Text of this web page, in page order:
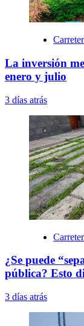
La inversión
enero y julio
3 días atrás
¿Se puede
pública? Esto
3 días atrás